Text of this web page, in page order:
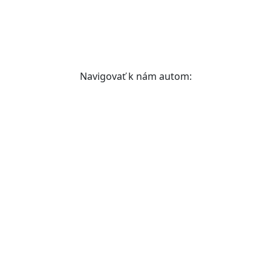
Navigovať k nám autom: